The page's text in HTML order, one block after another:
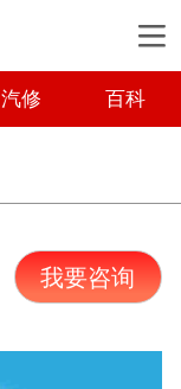
汽修 百科
我要咨询